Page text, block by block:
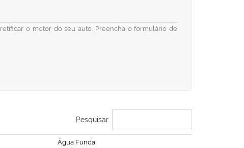
o motor do seu auto. Preencha o formulário de
Pesquisar
Água Funda